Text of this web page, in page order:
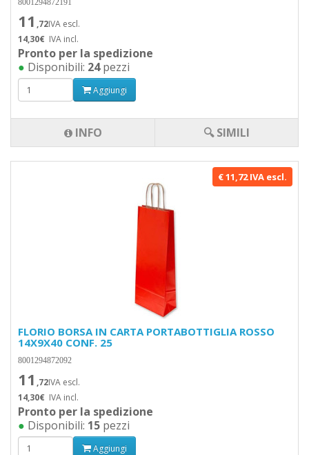
8001294872191
11 ,72IVA escl.
14,30€ IVA incl.
Pronto per la spedizione
● Disponibili: 24pezzi
Aggiungi
INFO 🔍 SIMILI
€ 11,72 IVA escl.
FLORIO BORSA IN CARTA PORTABOTTIGLIA ROSSO
14X9X40 CONF. 25
8001294872092
11 ,72IVA escl.
14,30€ IVA incl.
Pronto per la spedizione
● Disponibili: 15 pezzi
Aggiungi